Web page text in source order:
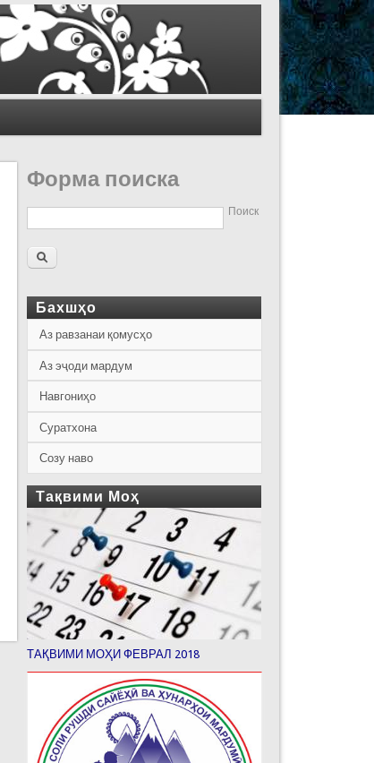
Форма поиска
Поиск
Бахшҳо
Аз равзанаи қомусҳо
Аз эҷоди мардум
Навгониҳо
Суратхона
Созу наво
Тақвими Моҳ
ТАҚВИМИ МОҲИ ФЕВРАЛ 2018